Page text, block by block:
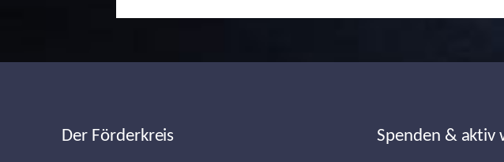
Der Förderkreis Spenden & aktiv